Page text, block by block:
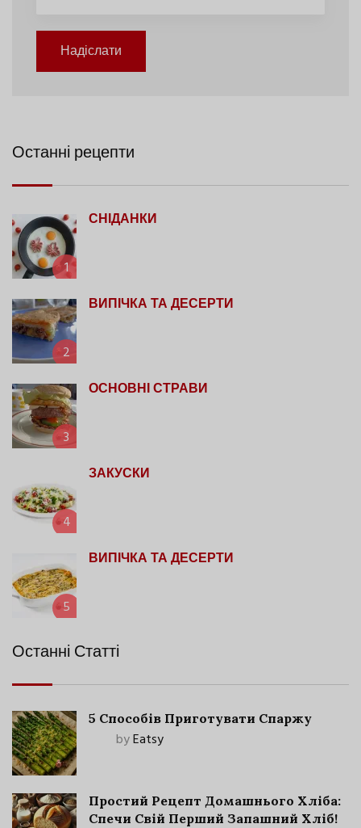
Надіслати
Останні рецепти
1
СНІДАНКИ
2
ВИПІЧКА ТА ДЕСЕРТИ
3
ОСНОВНІ СТРАВИ
4
ЗАКУСКИ
5
ВИПІЧКА ТА ДЕСЕРТИ
Останні Статті
5 Способів Приготувати Спаржу
byEatsy
Простий Рецепт Домашнього Хліба:
Спечи Свій Перший Запашний Хліб!